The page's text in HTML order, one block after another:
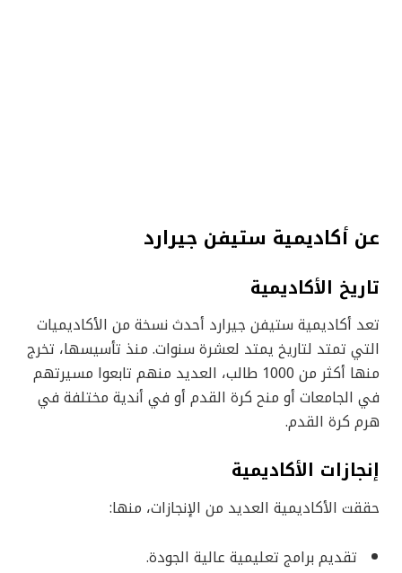
عن أكاديمية ستيفن جيرارد
تاريخ الأكاديمية
تعد أكاديمية ستيفن جيرارد أحدث نسخة من الأكاديميات
التي تمتد لتاريخ يمتد لعشرة سنوات. منذ تأسيسها، تخرج
منها أكثر من 1000 طالب، العديد منهم تابعوا مسيرتهم
في الجامعات أو منح كرة القدم أو في أندية مختلفة في
هرم كرة القدم.
إنجازات الأكاديمية
حققت الأكاديمية العديد من الإنجازات، منها:
تقديم برامج تعليمية عالية الجودة.